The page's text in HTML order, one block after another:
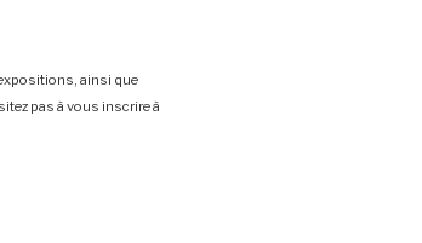
ainsi que
pas à vous inscrire à